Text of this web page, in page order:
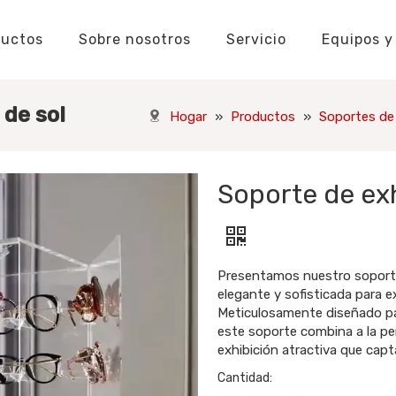
Sobre nosotros Servicio Equipos
sol Hogar » Productos » Soportes
Soporte de
Presentamos nuestro
elegante y sofisticada para
Meticulosamente diseñado
este soporte combina a la
exhibición atractiva que
Cantidad: